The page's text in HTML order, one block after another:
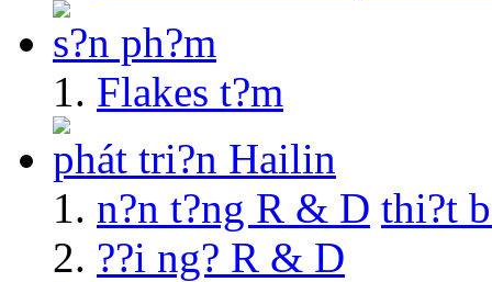
s?n ph?m
Flakes t?m
phát tri?n Hailin
n?n t?ng R & D thi?t
??i ng? R & D